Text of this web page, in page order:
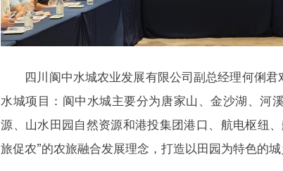
四川阆中水城农业发展有限公司副总经理何俐君
水城项目：阆中水城主要分为唐家山、金沙湖、河
源、山水田园自然资源和港投集团港口、航电枢纽
旅促农”的农旅融合发展理念，打造以田园为特色的城